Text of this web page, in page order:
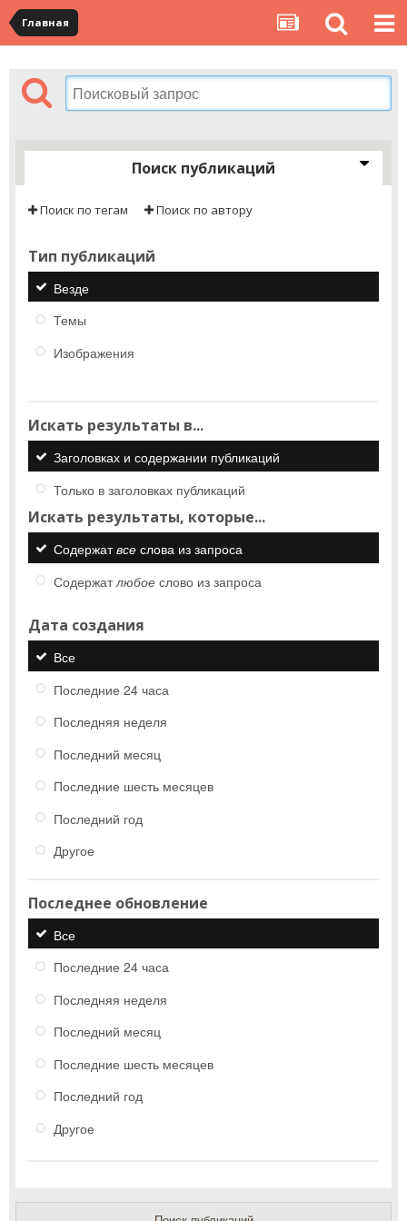
Главная
Поиск публикаций
Поиск по тегам Поиск по автору
Тип публикаций
Везде
Темы
Изображения
Искать результаты в...
Заголовках и содержании публикаций
Только в заголовках публикаций
Искать результаты, которые...
Содержатвсе слова из запроса
Содержатлюбое слово из запроса
Дата создания
Все
Последние 24 часа
Последняя неделя
Последний месяц
Последние шесть месяцев
Последний год
Другое
Последнее обновление
Все
Последние 24 часа
Последняя неделя
Последний месяц
Последние шесть месяцев
Последний год
Другое